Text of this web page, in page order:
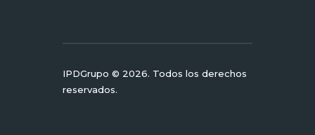
IPDGrupo © 2026. Todos los derechos
reservados.